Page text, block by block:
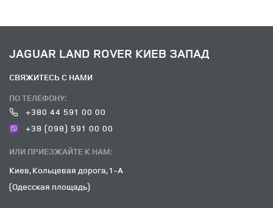
JAGUAR LAND ROVER КИЕВ ЗАПАД
СВЯЖИТЕСЬ С НАМИ
ПО ТЕЛЕФОНУ:
+380 44 591 00 00
+38 (098) 591 00 00
ИЛИ ПРИЕЗЖАЙТЕ К НАМ:
Киев, Кольцевая дорога, 1-А
(Одесская площадь)